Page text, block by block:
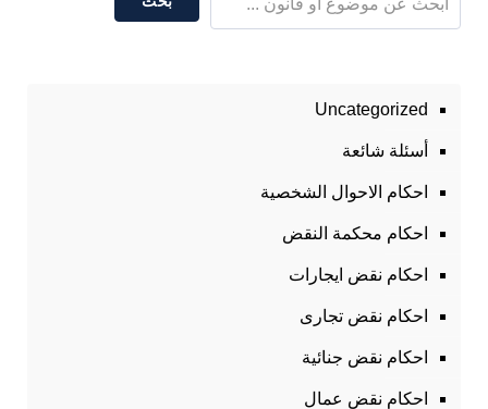
Uncategorized
أسئلة شائعة
احكام الاحوال الشخصية
احكام محكمة النقض
احكام نقض ايجارات
احكام نقض تجارى
احكام نقض جنائية
احكام نقض عمال